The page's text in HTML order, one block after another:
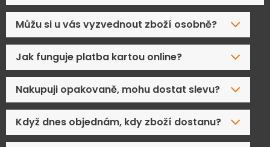
Můžu si u vás vyzvednout zboží osobně?
Jak funguje platba kartou online?
Nakupuji opakovaně, mohu dostat slevu?
Když dnes objednám, kdy zboží dostanu?